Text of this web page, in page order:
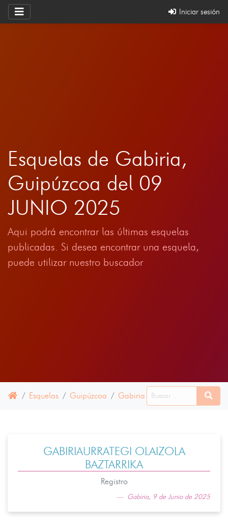
Iniciar sesión
Esquelas de Gabiria,
Guipúzcoa del 09
JUNIO 2025
Aqui podrá encontrar las últimas esquelas
publicadas. Si desea encontrar una esquela,
puede utilizar nuestro buscador
Esquelas Guipúzcoa Gabiria 09 JUNIO 2025
GABIRIAURRATEGI OLAIZOLA
BAZTARRIKA
Registro
Gabiria, 9 de Junio de 2025